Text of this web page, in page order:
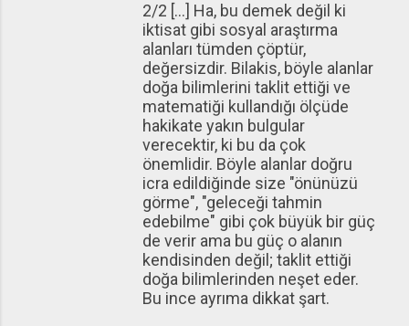
2/2 [...] Ha, bu demek değil ki
iktisat gibi sosyal araştırma
alanları tümden çöptür,
değersizdir. Bilakis, böyle alanlar
doğa bilimlerini taklit ettiği ve
matematiği kullandığı ölçüde
hakikate yakın bulgular
verecektir, ki bu da çok
önemlidir. Böyle alanlar doğru
icra edildiğinde size "önünüzü
görme", "geleceği tahmin
edebilme" gibi çok büyük bir güç
de verir ama bu güç o alanın
kendisinden değil; taklit ettiği
doğa bilimlerinden neşet eder.
Bu ince ayrıma dikkat şart.